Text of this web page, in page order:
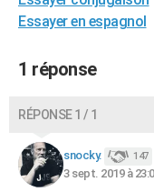
BONS PLANS
COPAINS D'AVANT
Essayer en espagnol
1 réponse
RÉPONSE 1 / 1
snocky. 147
3 sept. 2019 à